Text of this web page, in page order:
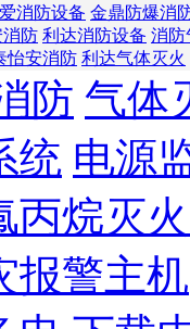
消防设备 金鼎防爆消
防 利达消防设备 消防
怡安消防 利达气体灭火
防 气体
统 电源
丙烷灭
报警主机